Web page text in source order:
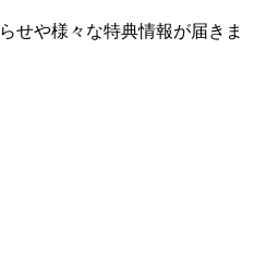
せや様々な特典情報が届きま